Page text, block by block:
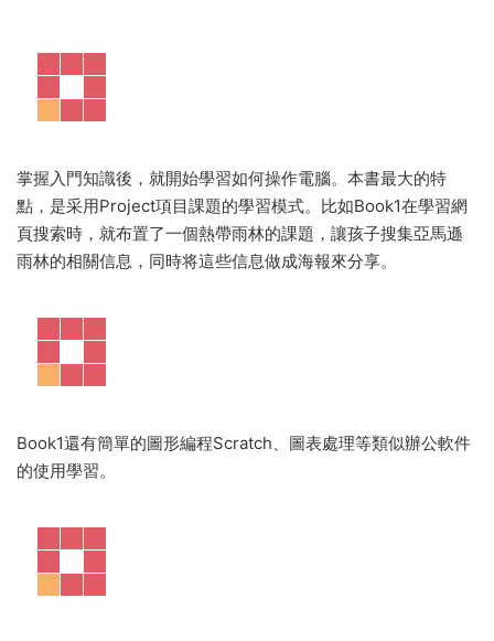
掌握入門知識後，就開始學習如何操作電腦。本書最大的特
點，是采用Project項目課題的學習模式。比如Book1在學習網
頁搜索時，就布置了一個熱帶雨林的課題，讓孩子搜集亞馬遜
雨林的相關信息，同時将這些信息做成海報來分享。
Book1還有簡單的圖形編程Scratch、圖表處理等類似辦公軟件
的使用學習。